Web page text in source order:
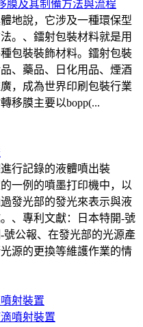
地說，它涉及一種環保型
。、鐳射包裝材料就是用
包裝裝飾材料。鐳射包裝
、藥品、日化用品、煙酒
，成為世界印刷包裝行業
移膜主要以bopp(...
行記錄的液體噴出裝
一例的噴墨打印機中，以
發光部的發光來表示與液
、專利文獻：日本特開-號
公報、在發光部的光源產
源的更換等維護作業的情
射裝置